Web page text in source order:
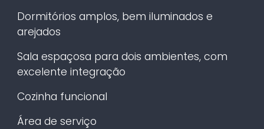
Dormitórios amplos, bem iluminados e
arejados
Sala espaçosa para dois ambientes, com
excelente integração
Cozinha funcional
Área de serviço